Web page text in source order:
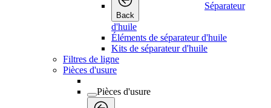
Back
Séparateur
d'huile
Éléments de séparateur d'huile
Kits de séparateur d'huile
Filtres de ligne
Pièces d'usure
Pièces d'usure